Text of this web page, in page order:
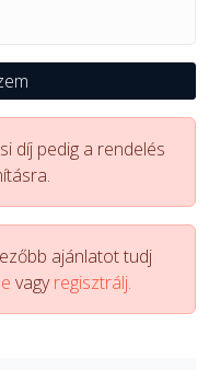
díj pedig a rendelés
ajánlatot tudj
vagyregisztrálj.